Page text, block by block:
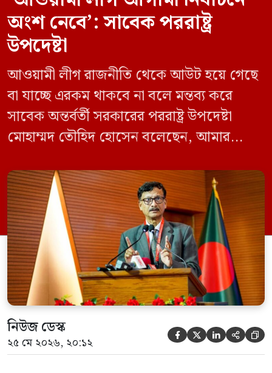
অংশ নেবে’: সাবেক পররাষ্ট্র
উপদেষ্টা
আওয়ামী লীগ রাজনীতি থেকে আউট হয়ে গেছে
বা যাচ্ছে এরকম থাকবে না বলে মন্তব্য করে
সাবেক অন্তর্বর্তী সরকারের পররাষ্ট্র উপদেষ্টা
মোহাম্মদ তৌহিদ হোসেন বলেছেন, আমার
নির্বাচনে অংশ নেবে। সম্প্রতি দেশের একটি
বেসরকারি টেলিভিশনে দেয়া সাক্ষাৎকারে তিনি
এসব কথা বলেন। আওয়ামী লীগ সরকারের সময়
হওয়া অত্যাচার-নিপীড়ন মানুষ ভুলে যাবে এমন
[…]
নিউজ ডেস্ক
২৫ মে ২০২৬, ২০:১২     